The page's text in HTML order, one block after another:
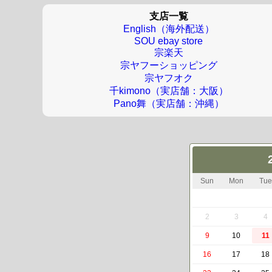
支店一覧
English（海外配送）
SOU ebay store
宗楽天
宗ヤフーショッピング
宗ヤフオク
千kimono（実店舗：大阪）
Pano舞（実店舗：沖縄）
Sun Mon Tue
2 3 4
9 10 11
16 17 18